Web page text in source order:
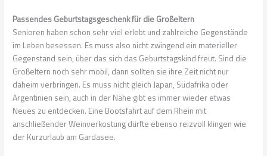
Passendes Geburtstagsgeschenk für die Großeltern
Senioren haben schon sehr viel erlebt und zahlreiche Gegenstände
im Leben besessen. Es muss also nicht zwingend ein materieller
Gegenstand sein, über das sich das Geburtstagskind freut. Sind die
Großeltern noch sehr mobil, dann sollten sie ihre Zeit nicht nur
daheim verbringen. Es muss nicht gleich Japan, Südafrika oder
Argentinien sein, auch in der Nähe gibt es immer wieder etwas
Neues zu entdecken. Eine Bootsfahrt auf dem Rhein mit
anschließenderWeinverkostung dürfte ebenso reizvoll klingen wie
der Kurzurlaub am Gardasee.